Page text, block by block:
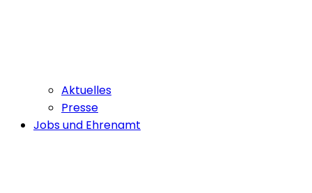
Aktuelles
Presse
Jobs und Ehrenamt